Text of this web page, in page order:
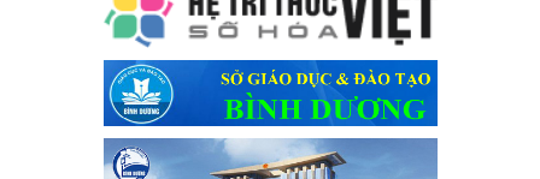
Ngày ban hành: 22/11/2023
Nhắc nhỡ thực hiện thanh toán không dùng tiền mặt các
khoản thu trong nhà trường năm học 2023-2024 và các năm
Nhắc nhỡ thực hiện thanh toán không dùng tiền mặt các khoản
thu trong nhà trường năm học 2023-2024 và các năm tiếp theo